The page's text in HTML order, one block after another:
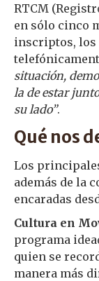
RTCM
en sólo cinco
inscriptos, los
situación,
la de estar
su lado”.
Qué nos
Los
además de la
encaradas
Cultura en
programa
quien se
manera más